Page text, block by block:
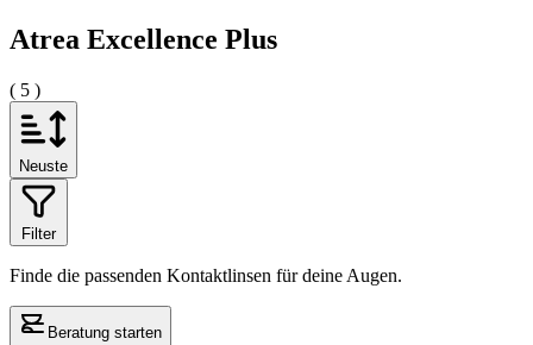
Atrea Excellence Plus
( 5 )
Neuste
Filter
Finde die passenden Kontaktlinsen für deine Augen.
Beratung starten